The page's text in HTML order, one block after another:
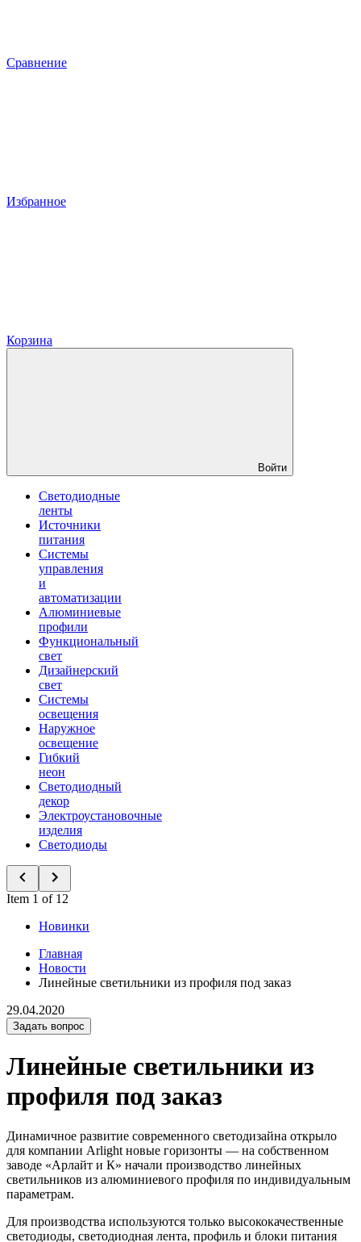
Сравнение
Избранное
Корзина
Войти
Светодиодные
ленты
Источники
питания
Системы
управления
и
автоматизации
Алюминиевые
профили
Функциональный
свет
Дизайнерский
свет
Системы
освещения
Наружное
освещение
Гибкий
неон
Светодиодный
декор
Электроустановочные
изделия
Светодиоды
Item 1 of 12
Новинки
Главная
Новости
Линейные светильники из профиля под заказ
29.04.2020
Задать вопрос
Линейные светильники из
профиля под заказ
Динамичное развитие современного светодизайна открыло
для компании Arlight новые горизонты — на собственном
заводе «Арлайт и К» начали производство линейных
светильников из алюминиевого профиля по индивидуальным
параметрам.
Для производства используются только высококачественные
светодиоды, светодиодная лента, профиль и блоки питания